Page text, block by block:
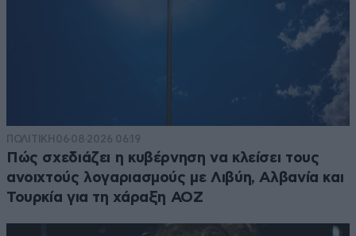
ΠΟΛΙΤΙΚΗ 06·08·2026 06:19
Πώς σχεδιάζει η κυβέρνηση να κλείσει τους
ανοιχτούς λογαριασμούς με Λιβύη, Αλβανία και
Τουρκία για τη χάραξη ΑΟΖ